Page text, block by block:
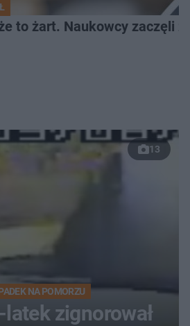
to żart. Naukowcy zaczęli
13
NA POMORZU
zignorował